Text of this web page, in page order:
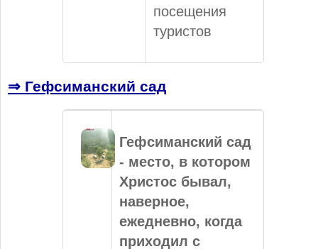
посещения
туристов
⇒ Гефсиманский сад
Гефсиманский сад
- место, в котором
Христос бывал,
наверное,
ежедневно, когда
приходил с